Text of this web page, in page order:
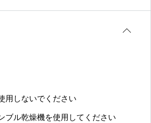
用しないでください
ブル乾燥機を使用してください